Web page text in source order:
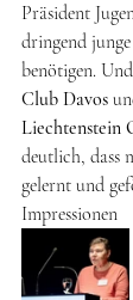
Präsident
dringend
benötigen. Und
Club Davos
Liechtenstein
deutlich, dass
gelernt und
Impressionen